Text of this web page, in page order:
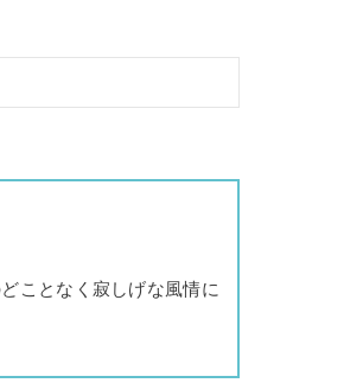
ことなく寂しげな風情に